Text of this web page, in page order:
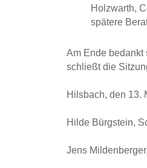
Holzwarth,
spätere
Am Ende
schließt die
Hilsbach, den 13.
Hilde Bürgstein,
Jens